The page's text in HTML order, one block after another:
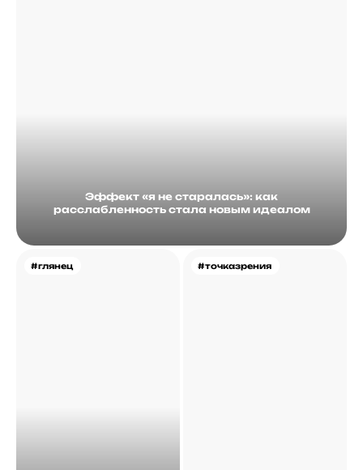
Эффект «я не старалась»: как
расслабленность стала новым идеалом
#глянец #точказрения